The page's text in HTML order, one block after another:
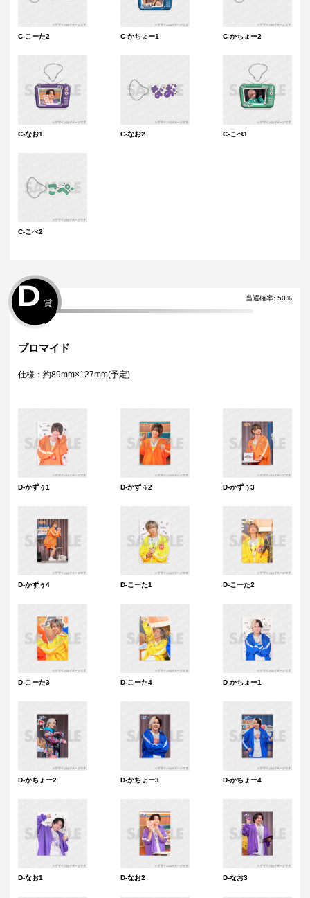
C-こーた2 C-かちょー1 C-かちょー2
C-なお1 C-なお2 C-こぺ1
C-こぺ2
当選確率: 50%
D 賞
ブロマイド
仕様：約89mm×127mm(予定)
D-かずぅ1 D-かずぅ2 D-かずぅ3
D-かずぅ4 D-こーた1 D-こーた2
D-こーた3 D-こーた4 D-かちょー1
D-かちょー2 D-かちょー3 D-かちょー4
D-なお1 D-なお2 D-なお3